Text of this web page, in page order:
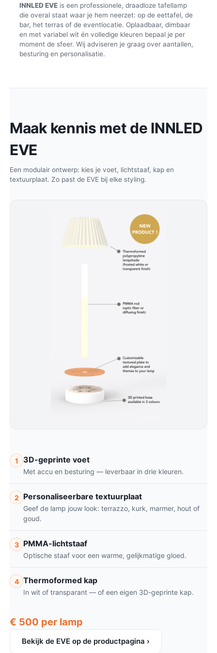
INNLED EVE is een professionele, draadloze tafellamp
die overal staat waar je hem neerzet: op de eettafel, de
bar, het terras of de eventlocatie. Oplaadbaar, dimbaar
en met variabel wit én volledige kleuren bepaal je per
moment de sfeer. Wij adviseren je graag over aantallen,
besturing en personalisatie.
Maak kennis met de INNLED
EVE
Een modulair ontwerp: kies je voet, lichtstaaf, kap en
textuurplaat. Zo past de EVE bij elke styling.
1 3D-geprinte voet
Met accu en besturing — leverbaar in drie kleuren.
2 Personaliseerbare textuurplaat
Geef de lamp jouw look: terrazzo, kurk, marmer, hout of
goud.
3 PMMA-lichtstaaf
Optische staaf voor een warme, gelijkmatige gloed.
4 Thermoformed kap
In wit of transparant — of een eigen 3D-geprinte kap.
€ 500 per lamp
Bekijk de EVE op de productpagina ›